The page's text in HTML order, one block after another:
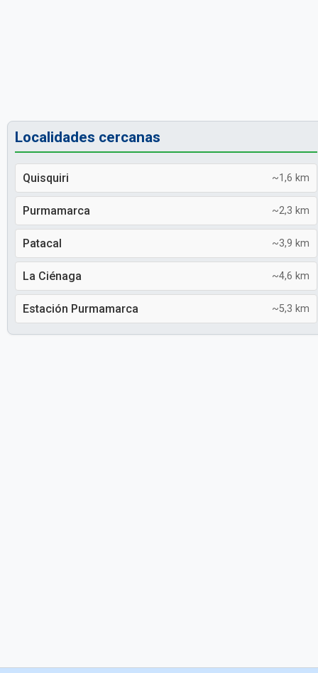
Localidades cercanas
Quisquiri ~1,6 km
Purmamarca ~2,3 km
Patacal ~3,9 km
La Ciénaga ~4,6 km
Estación Purmamarca ~5,3 km